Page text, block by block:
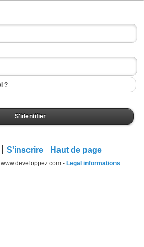
?
S'identifier
S'inscrire Haut de page
- Legal informations